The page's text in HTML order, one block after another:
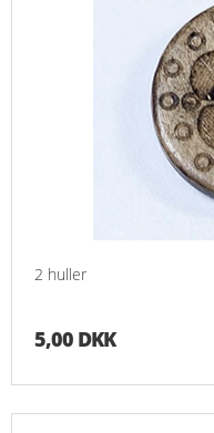
2 huller
5,00 DKK